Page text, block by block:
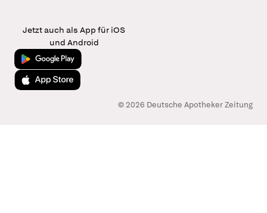
Jetzt auch als App für iOS
und Android
Jetzt bei Google Play
Laden im App Store
© 2026 Deutsche Apotheker Zeitung